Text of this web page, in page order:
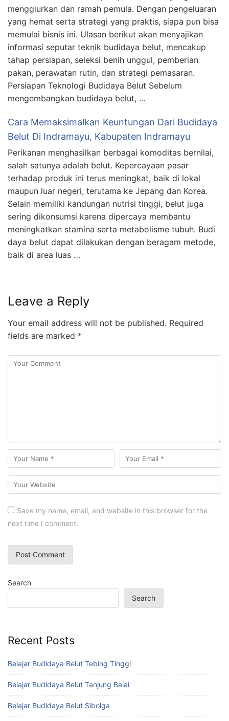
menggiurkan dan ramah pemula. Dengan pengeluaran
yang hemat serta strategi yang praktis, siapa pun bisa
memulai bisnis ini. Ulasan berikut akan menyajikan
informasi seputar teknik budidaya belut, mencakup
tahap persiapan, seleksi benih unggul, pemberian
pakan, perawatan rutin, dan strategi pemasaran.
Persiapan Teknologi Budidaya Belut Sebelum
mengembangkan budidaya belut, …
Cara Memaksimalkan Keuntungan Dari Budidaya
Belut Di Indramayu, Kabupaten Indramayu
Perikanan menghasilkan berbagai komoditas bernilai,
salah satunya adalah belut. Kepercayaan pasar
terhadap produk ini terus meningkat, baik di lokal
maupun luar negeri, terutama ke Jepang dan Korea.
Selain memiliki kandungan nutrisi tinggi, belut juga
sering dikonsumsi karena dipercaya membantu
meningkatkan stamina serta metabolisme tubuh. Budi
daya belut dapat dilakukan dengan beragam metode,
baik di area luas …
Leave a Reply
Your email address will not be published. Required
fields are marked *
Save my name, email, and website in this browser for the
next time I comment.
Search
Search
Recent Posts
Belajar Budidaya Belut Tebing Tinggi
Belajar Budidaya Belut Tanjung Balai
Belajar Budidaya Belut Sibolga